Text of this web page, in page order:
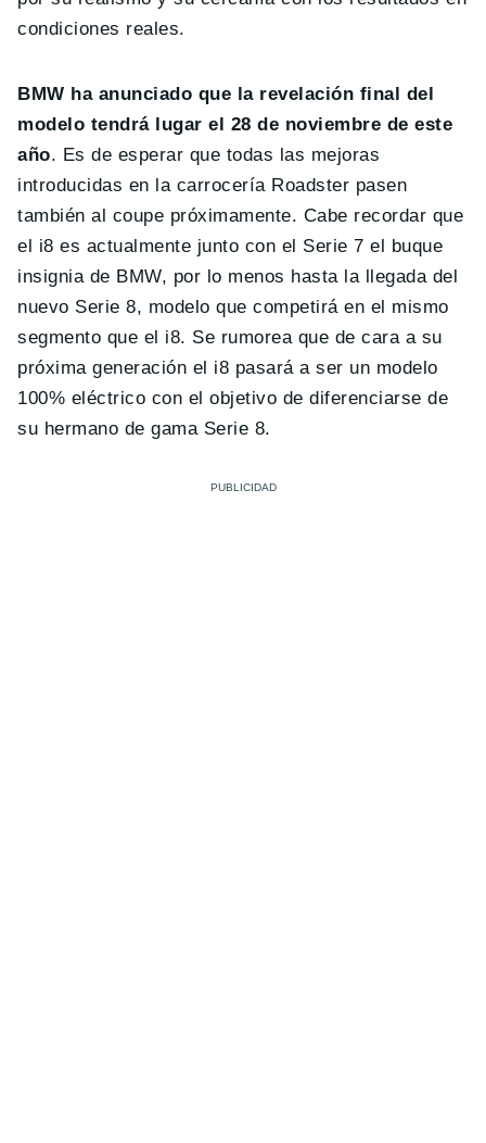
condiciones reales.
BMW ha anunciado que la revelación final del
modelo tendrá lugar el 28 de noviembre de este
año. Es de esperar que todas las mejoras
introducidas en la carrocería Roadster pasen
también al coupe próximamente. Cabe recordar que
el i8 es actualmente junto con el Serie 7 el buque
insignia de BMW, por lo menos hasta la llegada del
nuevo Serie 8, modelo que competirá en el mismo
segmento que el i8. Se rumorea que de cara a su
próxima generación el i8 pasará a ser un modelo
100% eléctrico con el objetivo de diferenciarse de
su hermano de gama Serie 8.